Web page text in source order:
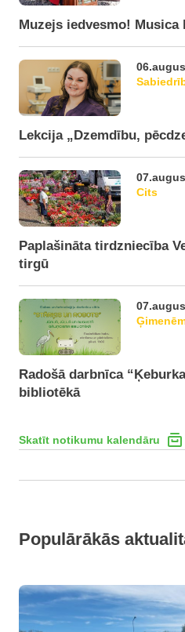
Muzejs iedvesmo!
Lekcija „Dzemdību,
Cits
Paplašināta tirdzniecība
tirgū
Radošā darbnīca
bibliotēkā
Skatīt notikumu kalendāru
Populārākās